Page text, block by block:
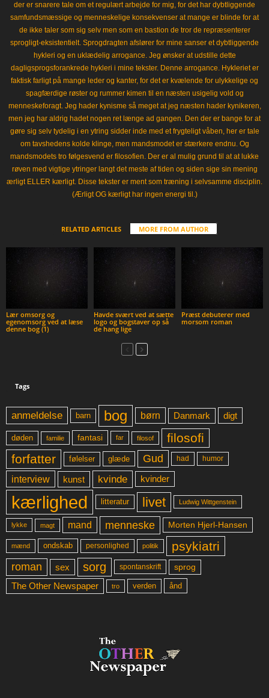
der er snarere tale om et regulært arbejde for mig, for det har dybtliggende
samfundsmæssige og menneskelige konsekvenser at mange er blinde for at
de ikke taler som sig selv men som en bastion de tror de repræsenterer
sprogligt-eksistentielt. Sprogdragten afslører for mine sanser et dybtliggende
hykleri og en uklædelig arrogance. Jeg ønsker at udstille dette
dagligsprogsforankrede hykleri i mine tekster. Denne arrogance. Hykleriet er
faktisk farligt på mange leder og kanter, for det er kvælende for ulykkelige og
spagfærdige røster og rummer kimen til en næsten usigelig vold og
menneskeforagt. Jeg hader kynisme så meget at jeg næsten hader kynikeren,
men jeg har aldrig hadet nogen ret længe ad gangen. Den der er bange for at
gøre sig selv tydelig i en ytring sidder inde med et frygteligt våben, her er tale
om tavshedens kolde klinge, men mandsmodet er stærkere endnu. Og
mandsmodets tro følgesvend er filosofien. Der er al mulig grund til at at lukke
røven med vigtige ytringer langt det meste af tiden og siden sige sin mening
ærligt ELLER kærligt. Disse tekster er ment som træning i selvsamme disciplin.
(Ærligt OG kærligt har ingen energi til.)
RELATED ARTICLES MORE FROM AUTHOR
Lær omsorg og
egenomsorg ved at læse
denne bog (1)
Havde svært ved at sætte
logo og bogstaver op så
de hang lige
Præst debuterer med
morsom roman
Tags
anmeldelse barn bog børn Danmark digt
døden familie fantasi far filosof
filosofi
forfatter
følelser glæde Gud had humor
interview kunst kvinde kvinder
kærlighed litteratur livet Ludwig Wittgenstein
lykke magt mand menneske Morten Hjerl-Hansen
mænd ondskab personlighed politik psykiatri
roman sex sorg spontanskrift sprog
The Other Newspaper tro verden ånd